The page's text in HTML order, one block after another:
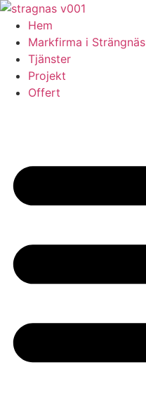
Skip
content
Hem
Markfirma i Strängnäs
Tjänster
Projekt
Offert